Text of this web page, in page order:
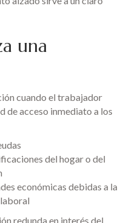
una
cuando el trabajador
de acceso inmediato a los
del hogar o del
económicas debidas a la
redunda en interés del